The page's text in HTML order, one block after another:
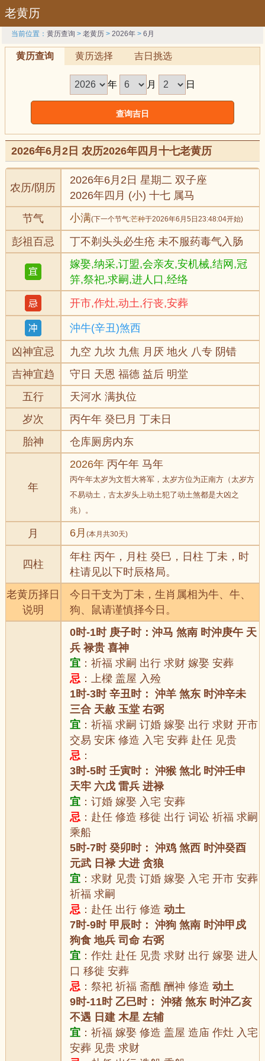
老黄历
当前位置：黄历查询 >老黄历 >2026年 >6月
黄历查询 黄历选择 吉日挑选
年 月 日
2026年6月2日 农历2026年四月十七老黄历
农历/阴历
2026年6月2日 星期二 双子座
2026年四月 (小) 十七 属马
节气
小满(下一个节气:芒种于2026年6月5日23:48:04开始)
彭祖百忌
丁不剃头头必生疮 未不服药毒气入肠
嫁娶,纳采,订盟,会亲友,安机械,结网,冠
笄,祭祀,求嗣,进人口,经络
开市,作灶,动土,行丧,安葬
沖牛(辛丑)煞西
凶神宜忌
九空 九坎 九焦 月厌 地火 八专 阴错
吉神宜趋
守日 天恩 福德 益后 明堂
五行
天河水 满执位
岁次
丙午年 癸巳月 丁未日
胎神
仓库厕房内东
年
2026年 丙午年 马年
丙午年太岁为文哲大将军，太岁方位为正南方（太岁方
不易动土，古太岁头上动土犯了动土煞都是大凶之
兆）。
月 6月(本月共30天)
四柱
年柱 丙午，月柱 癸巳，日柱 丁未，时
柱请见以下时辰格局。
老黄历择日
说明
今日干支为丁未，生肖属相为牛、牛、
狗、鼠请谨慎择今日。
0时-1时 庚子时：沖马 煞南 时沖庚午 天
兵 禄贵 喜神
宜 ：祈福 求嗣 出行 求财 嫁娶 安葬
忌 ：上樑 盖屋 入殓
1时-3时 辛丑时： 沖羊 煞东 时沖辛未
三合 天赦 玉堂 右弼
宜 ：祈福 求嗣 订婚 嫁娶 出行 求财 开市
交易 安床 修造 入宅 安葬 赴任 见贵
忌 ：
3时-5时 壬寅时： 沖猴 煞北 时沖壬申
天牢 六戊 雷兵 进禄
宜 ：订婚 嫁娶 入宅 安葬
忌 ：赴任 修造 移徙 出行 词讼 祈福 求嗣
乘船
5时-7时 癸卯时： 沖鸡 煞西 时沖癸酉
元武 日禄 大进 贪狼
宜 ：求财 见贵 订婚 嫁娶 入宅 开市 安葬
祈福 求嗣
忌 ：赴任 出行 修造动土
7时-9时 甲辰时： 沖狗 煞南 时沖甲戍
狗食 地兵 司命 右弼
宜 ：作灶 赴任 见贵 求财 出行 嫁娶 进人
口 移徙 安葬
忌 ：祭祀 祈福 斋醮 酬神 修造动土
9时-11时 乙巳时： 沖猪 煞东 时沖乙亥
不遇 日建 木星 左辅
宜 ：祈福 嫁娶 修造 盖屋 造庙 作灶 入宅
安葬 见贵 求财